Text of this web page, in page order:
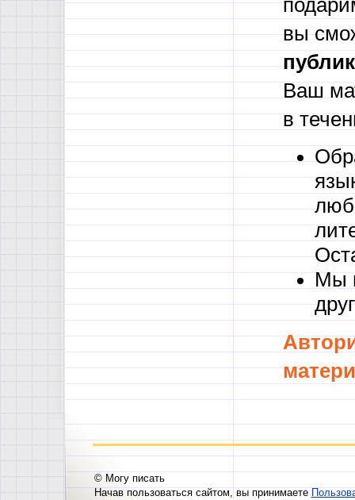
вы
Ваш
в
Мы
© Могу писать
Начав пользоваться сайтом, вы принимаете